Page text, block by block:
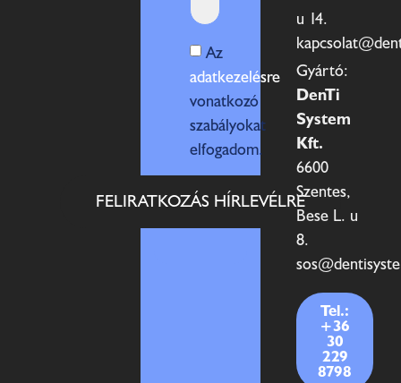
Az
adatkezelésre
vonatkozó
szabályokat
elfogadom.
FELIRATKOZÁS HÍRLEVÉLRE
u 14.
Gyártó:
DenTi
System
Kft.
6600
Szentes,
Bese L. u
8.
Tel.:
+36
30
229
8798